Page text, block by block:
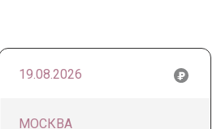
19.08.2026
МОСКВА